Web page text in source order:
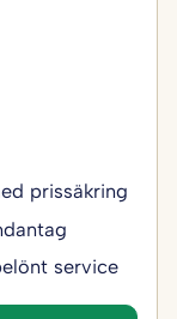
prissäkring
service